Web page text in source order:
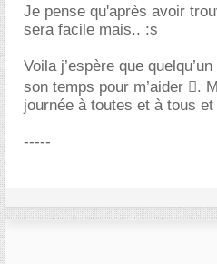
Je pense qu'après avoir
sera facile mais.. :s
Voila j’espère que
son temps pour m’aider .
journée à toutes et à tous
-----